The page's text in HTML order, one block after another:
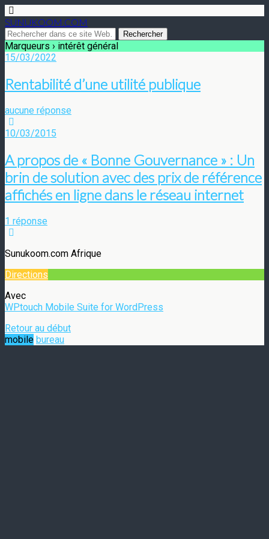
SUNUKOOM.COM
Marqueurs › intérêt général
15/03/2022
Rentabilité d’une utilité publique
aucune réponse
10/03/2015
A propos de « Bonne Gouvernance » : Un
brin de solution avec des prix de référence
affichés en ligne dans le réseau internet
1 réponse
Sunukoom.com Afrique
Directions
Avec
WPtouch Mobile Suite for WordPress
Retour au début
mobile bureau